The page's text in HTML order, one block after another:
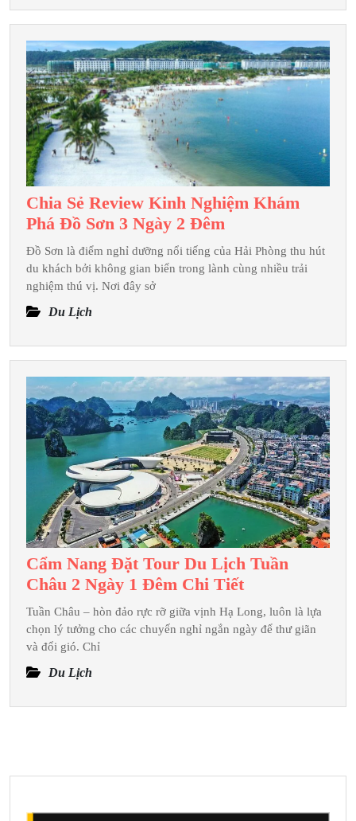
Lịch
Củ
Chi
Mới
Nhất
Năm
2026
Chia Sẻ Review Kinh Nghiệm Khám
Phá Đồ Sơn 3 Ngày 2 Đêm
Sẻ
Review
Phá
Đồ
Sơn
3
Ngày
2
Đêm
Đồ Sơn là điểm nghỉ dưỡng nổi tiếng của Hải Phòng thu hút
du khách bởi không gian biển trong lành cùng nhiều trải
nghiệm thú vị. Nơi đây sở
Du Lịch
Cẩm Nang Đặt Tour Du Lịch Tuần
Châu 2 Ngày 1 Đêm Chi TiếtCẩm
Nang
Đặt
Tuần
Đêm
Tuần Châu – hòn đảo rực rỡ giữa vịnh Hạ Long, luôn là lựa
chọn lý tưởng cho các chuyến nghỉ ngắn ngày để thư giãn
và đổi gió. Chỉ
Du Lịch